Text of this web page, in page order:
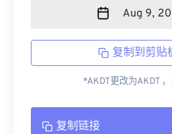
复制到剪贴
*AKDT更改为AKDT
复制链接